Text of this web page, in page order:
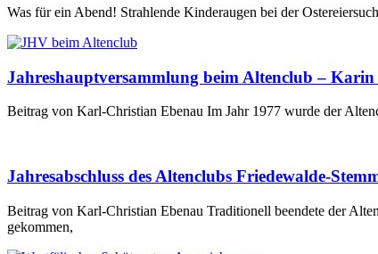
Was für ein Abend! Strahlende Kinderaugen bei der
Jahreshauptversammlung beim Altenclub –
Beitrag von Karl-Christian Ebenau Im Jahr 1977 wurde der
Jahresabschluss des Altenclubs Friedewalde-
Beitrag von Karl-Christian Ebenau Traditionell beendete der
gekommen,